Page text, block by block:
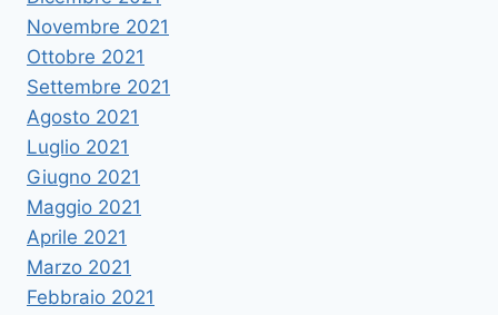
Novembre 2021
Ottobre 2021
Settembre 2021
Agosto 2021
Luglio 2021
Giugno 2021
Maggio 2021
Aprile 2021
Marzo 2021
Febbraio 2021